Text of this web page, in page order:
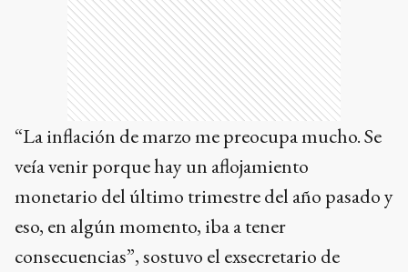
“La inflación de marzo me preocupa mucho. Se
veía venir porque hay un aflojamiento
monetario del último trimestre del año pasado y
eso, en algún momento, iba a tener
consecuencias”, sostuvo el exsecretario de